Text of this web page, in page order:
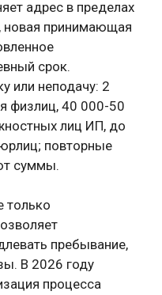
адрес в пределах
новая принимающая
срок.
или неподачу: 2
физлиц, 40 000-50
лиц ИП, до
повторные
суммы.
только
пребывание,
В 2026 году
процесса